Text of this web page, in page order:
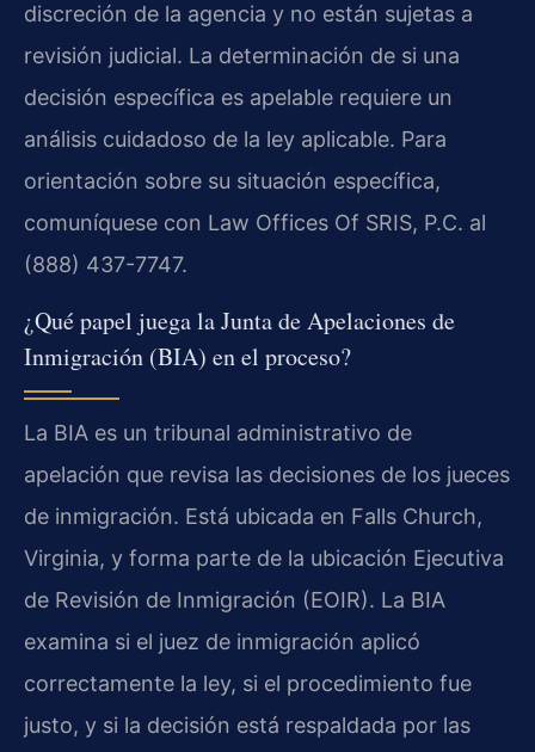
discreción de la agencia y no están sujetas a
revisión judicial. La determinación de si una
decisión específica es apelable requiere un
análisis cuidadoso de la ley aplicable. Para
orientación sobre su situación específica,
comuníquese con Law Offices Of SRIS, P.C. al
(888) 437-7747.
¿Qué papel juega la Junta de Apelaciones de
Inmigración (BIA) en el proceso?
La BIA es un tribunal administrativo de
apelación que revisa las decisiones de los jueces
de inmigración. Está ubicada en Falls Church,
Virginia, y forma parte de la ubicación Ejecutiva
de Revisión de Inmigración (EOIR). La BIA
examina si el juez de inmigración aplicó
correctamente la ley, si el procedimiento fue
justo, y si la decisión está respaldada por las